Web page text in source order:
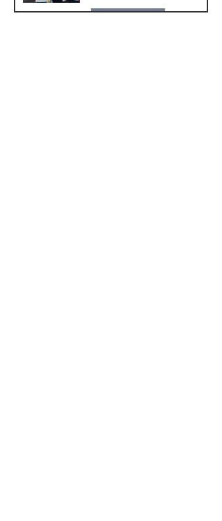
przedstawia projekt